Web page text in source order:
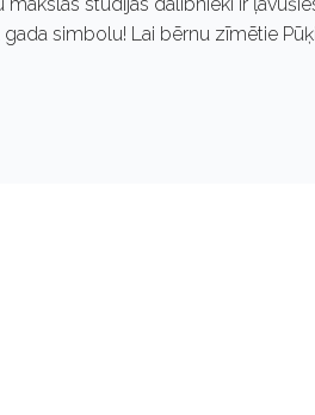
simbolu! Lai bērnu zīmētie